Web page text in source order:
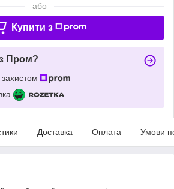
або
Купити з
Пром?
Доставка Оплата Умови